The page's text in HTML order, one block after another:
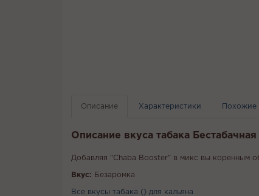
Описание Характеристики Похожие
Описание вкуса табака
Добавляя "Chaba Booster" в микс вы коренным
Вкус: Безаромка
Все вкусы табака () для кальяна